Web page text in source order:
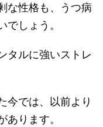
な性格も、うつ病
しょう。
タルに強いストレ
今では、以前より
あります。